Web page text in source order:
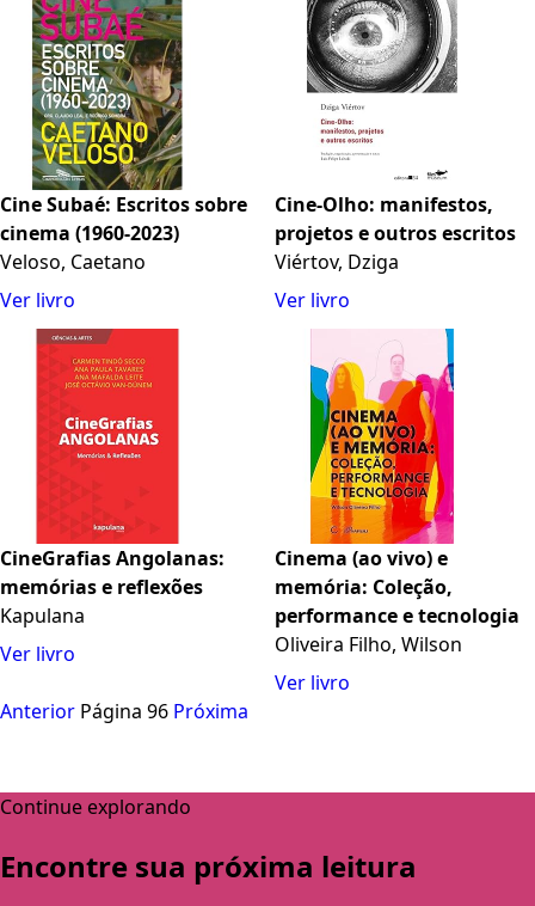
Cine Subaé: Escritos sobre
cinema (1960-2023)
Veloso, Caetano
Ver livro
Cine-Olho: manifestos,
projetos e outros escritos
Viértov, Dziga
Ver livro
CineGrafias Angolanas:
memórias e reflexões
Kapulana
Ver livro
Cinema (ao vivo) e
memória: Coleção,
performance e tecnologia
Oliveira Filho, Wilson
Ver livro
Anterior Página 96 Próxima
Continue explorando
Encontre sua próxima leitura